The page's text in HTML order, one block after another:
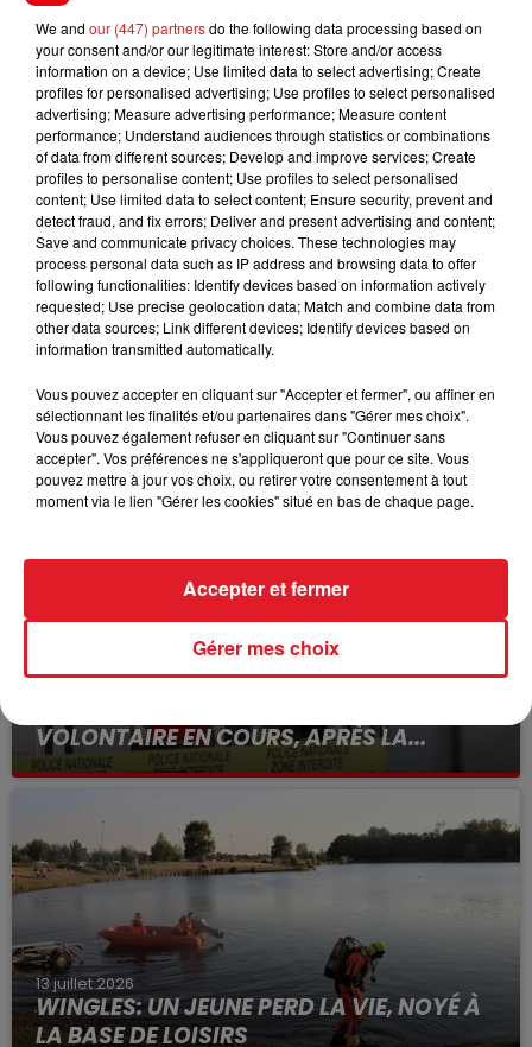
C3 : 10 - 4 - 9 - 6 - 5
C4 : 7 - 5 - 4 - 10 - 12 - 3 (Quarté+)
C5 : 8 - 3 - 11 - 14 - 2
C6 : 1 - 10 - 11 - 12 - 4
C7 : 7 - 3 - 10 - 6 - 11
C8 : 9 - 8 - 14 - 6 - 15
La sélection de la réunion : 211 KOUFRA IRIS' EYES - 310
JUSTIN BOLD - 407 IMPERIAL DURABUTIN
Le driver à suivre : J-F.Senet
FILS D'ACTUS
15 juillet 2026
VOLONTAIRE EN COURS, APRÈS LA...
Selon les premiers éléments, le logement servait
13 juillet 2026
WINGLES: UN JEUNE PERD LA VIE, NOYÉ À
LA BASE DE LOISIRS
We and our (447) partnersdo the following data processing based on
your consent and/or our legitimate interest: Store and/or access
information on a device; Use limited data to select advertising; Create
profiles for personalised advertising; Use profiles to select personalised
advertising; Measure advertising performance; Measure content
performance; Understand audiences through statistics or combinations
of data from different sources; Develop and improve services; Create
profiles to personalise content; Use profiles to select personalised
content; Use limited data to select content; Ensure security, prevent and
detect fraud, and fix errors; Deliver and present advertising and content;
Save and communicate privacy choices. These technologies may
process personal data such as IP address and browsing data to offer
following functionalities: Identify devices based on information actively
requested; Use precise geolocation data; Match and combine data from
other data sources; Link different devices; Identify devices based on
information transmitted automatically.
Vous pouvez accepter en cliquant sur "Accepter et fermer", ou affiner en
sélectionnant les finalités et/ou partenaires dans "Gérer mes choix".
Vous pouvez également refuser en cliquant sur "Continuer sans
accepter". Vos préférences ne s'appliqueront que pour ce site. Vous
pouvez mettre à jour vos choix, ou retirer votre consentement à tout
moment via le lien "Gérer les cookies" situé en bas de chaque page.
Gérer mes choix
Accepter et fermer